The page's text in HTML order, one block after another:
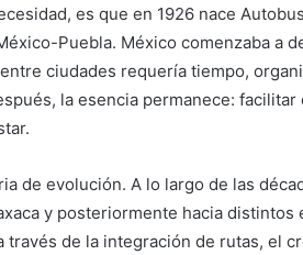
es que en 1926 nace
Puebla. México comenzaba a
ciudades requería tiempo,
la esencia permanece: facilitar
de evolución. A lo largo de las
y posteriormente hacia distintos
de la integración de rutas, el